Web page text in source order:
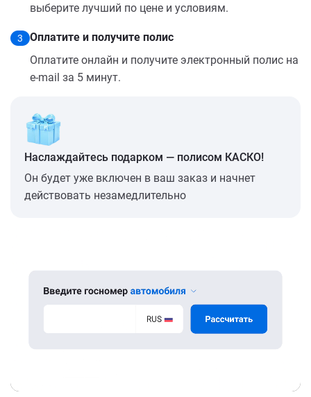
выберите лучший по цене и условиям.
3
Оплатите и получите полис
Оплатите онлайн и получите электронный полис на
e-mail за 5 минут.
Наслаждайтесь подарком — полисом КАСКО!
Он будет уже включен в ваш заказ и начнет
действовать незамедлительно